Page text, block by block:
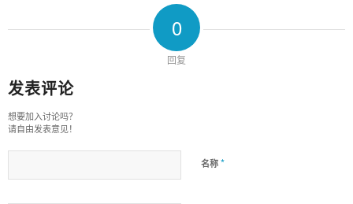
0
回复
发表评论
想要加入讨论吗？
请自由发表意见！
名称 *